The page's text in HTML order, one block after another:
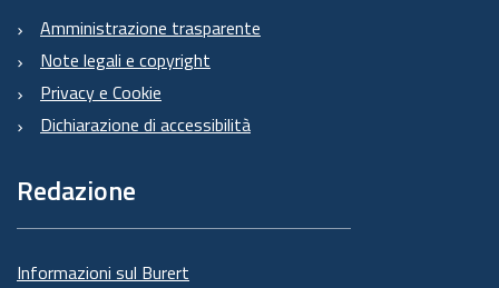
Amministrazione trasparente
Note legali e copyright
Privacy e Cookie
Dichiarazione di accessibilità
Redazione
Informazioni sul Burert